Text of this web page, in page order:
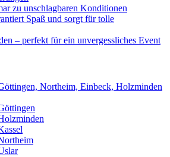
zu unschlagbaren Konditionen
Spaß und sorgt für tolle
– perfekt für ein unvergessliches Event
Northeim, Einbeck, Holzminden